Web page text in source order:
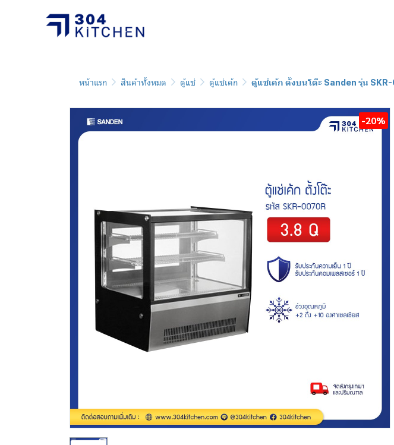
หน้าแรก สินค้าทั้งหมด ตู้แช่ ตู้แช่เค้ก ตู้แช่เค้ก ตั้งบนโต๊ะ Sanden รุ่น
-20%